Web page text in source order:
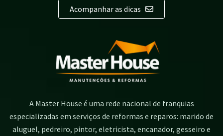
Acompanhar as dicas
A Master House é uma rede nacional de franquias
especializadas em serviços de reformas e reparos: marido de
aluguel, pedreiro, pintor, eletricista, encanador, gesseiro e